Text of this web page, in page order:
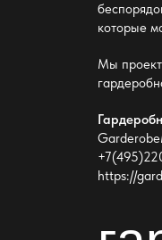
которые
Мы
https://